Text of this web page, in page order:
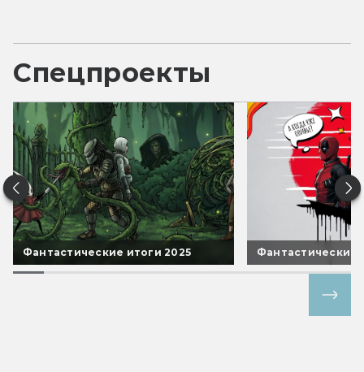
Спецпроекты
Фантастические итоги 2025 Фантастические